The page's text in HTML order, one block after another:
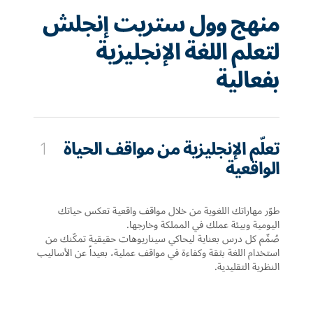
منهج وول ستريت إنجلش
لتعلم اللغة الإنجليزية
بفعالية
تعلّم الإنجليزية من مواقف الحياة
الواقعية
1
طوّر مهاراتك اللغوية من خلال مواقف واقعية تعكس حياتك
اليومية وبيئة عملك في المملكة وخارجها.
صُمِّم كل درس بعناية ليحاكي سيناريوهات حقيقية تمكّنك من
استخدام اللغة بثقة وكفاءة في مواقف عملية، بعيداً عن الأساليب
النظرية التقليدية.